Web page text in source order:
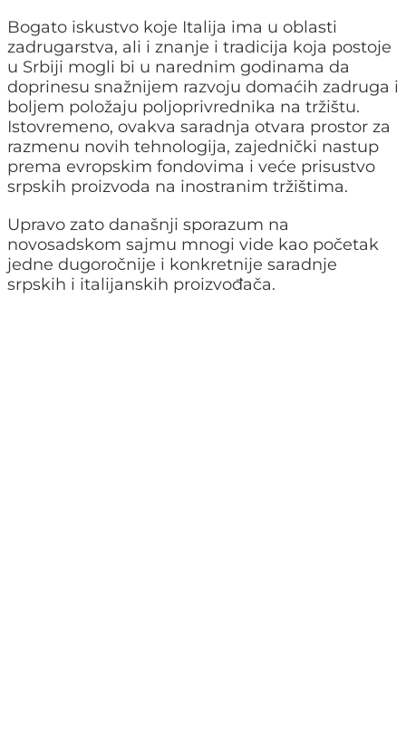
Bogato iskustvo koje Italija ima u oblasti
zadrugarstva, ali i znanje i tradicija koja postoje
u Srbiji mogli bi u narednim godinama da
doprinesu snažnijem razvoju domaćih zadruga i
boljem položaju poljoprivrednika na tržištu.
Istovremeno, ovakva saradnja otvara prostor za
razmenu novih tehnologija, zajednički nastup
prema evropskim fondovima i veće prisustvo
srpskih proizvoda na inostranim tržištima.
Upravo zato današnji sporazum na
novosadskom sajmu mnogi vide kao početak
jedne dugoročnije i konkretnije saradnje
srpskih i italijanskih proizvođača.